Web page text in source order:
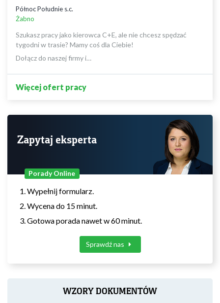
Północ Południe s.c.
Żabno
Szukasz pracy jako kierowca C+E, ale nie chcesz spędzać
tygodni w trasie? Mamy coś dla Ciebie!
Dołącz do naszej firmy i…
Więcej ofert pracy
Zapytaj eksperta
Porady Online
Wypełnij formularz.
Wycena do 15 minut.
Gotowa porada nawet w 60 minut.
Sprawdź nas
WZORY DOKUMENTÓW